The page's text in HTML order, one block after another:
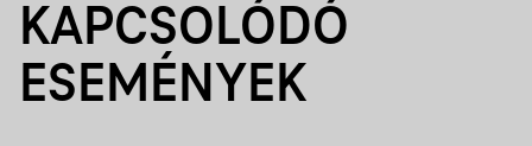
KAPCSOLÓDÓ
ESEMÉNYEK